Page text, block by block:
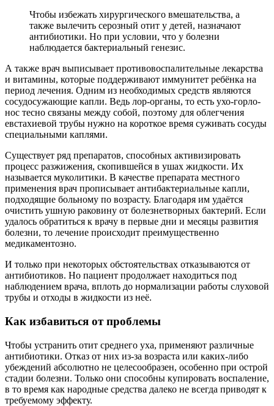
Чтобы избежать хирургического вмешательства, а
также вылечить серозный отит у детей, назначают
антибиотики. Но при условии, что у болезни
наблюдается бактериальный генезис.
А также врач выписывает противовоспалительные лекарства
и витамины, которые поддерживают иммунитет ребёнка на
период лечения. Одним из необходимых средств являются
сосудосужающие капли. Ведь лор-органы, то есть ухо-горло-
нос тесно связаны между собой, поэтому для облегчения
евстахиевой трубы нужно на короткое время суживать сосуды
специальными каплями.
Существует ряд препаратов, способных активизировать
процесс разжижения, скопившейся в ушах жидкости. Их
называется муколитики. В качестве препарата местного
применения врач прописывает антибактериальные капли,
подходящие больному по возрасту. Благодаря им удаётся
очистить ушную раковину от болезнетворных бактерий. Если
удалось обратиться к врачу в первые дни и месяцы развития
болезни, то лечение происходит преимущественно
медикаментозно.
И только при некоторых обстоятельствах отказываются от
антибиотиков. Но пациент продолжает находиться под
наблюдением врача, вплоть до нормализации работы слуховой
трубы и отходы в жидкости из неё.
Как избавиться от проблемы
Чтобы устранить отит среднего уха, применяют различные
антибиотики. Отказ от них из-за возраста или каких-либо
убеждений абсолютно не целесообразен, особенно при острой
стадии болезни. Только они способны купировать воспаление,
в то время как народные средства далеко не всегда приводят к
требуемому эффекту.